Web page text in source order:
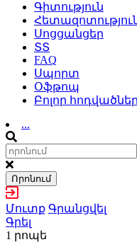
Գիտություն
Սոցցանցեր
ՏՏ
FAQ
Սպորտ
Օֆթոպ
Բոլոր
...
Որոնում
Մուտք Գրանցվել
Գրել
1 րոպե